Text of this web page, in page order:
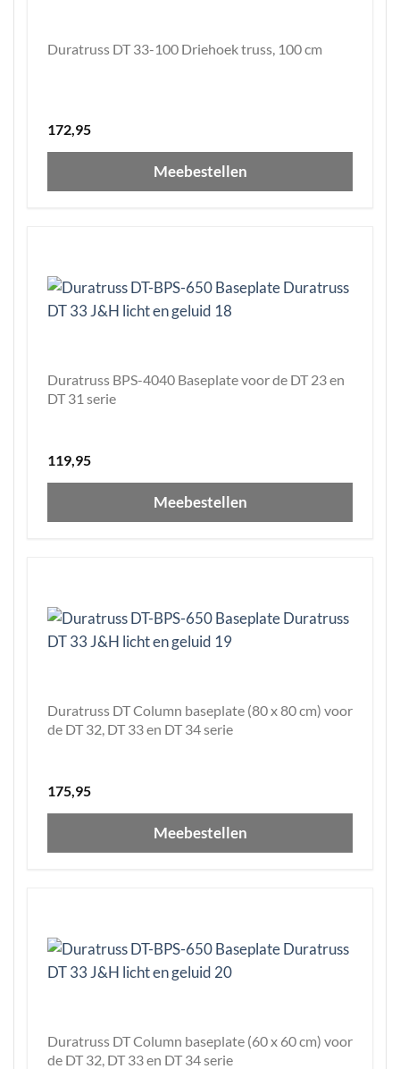
Duratruss DT 33-100 Driehoek truss, 100 cm
172,95
Meebestellen
Duratruss BPS-4040 Baseplate voor de DT 23 en
DT 31 serie
119,95
Meebestellen
Duratruss DT Column baseplate (80 x 80 cm) voor
de DT 32, DT 33 en DT 34 serie
175,95
Meebestellen
Duratruss DT Column baseplate (60 x 60 cm) voor
de DT 32, DT 33 en DT 34 serie